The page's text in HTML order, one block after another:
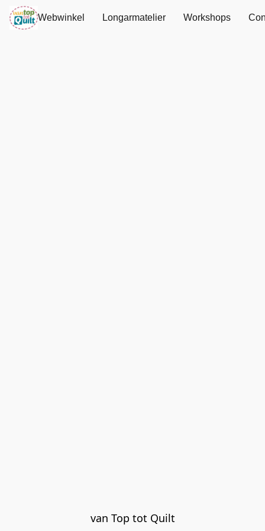
Webwinkel Longarmatelier Workshops
van Top tot Quilt